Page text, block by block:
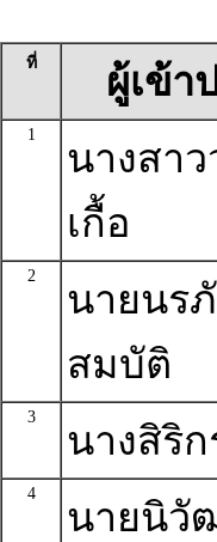
ที่ ผู้เข้า
1
นางสา
เกื้อ
2
นายนร
สมบัติ
3
นางสิริ
4
นายนิวั